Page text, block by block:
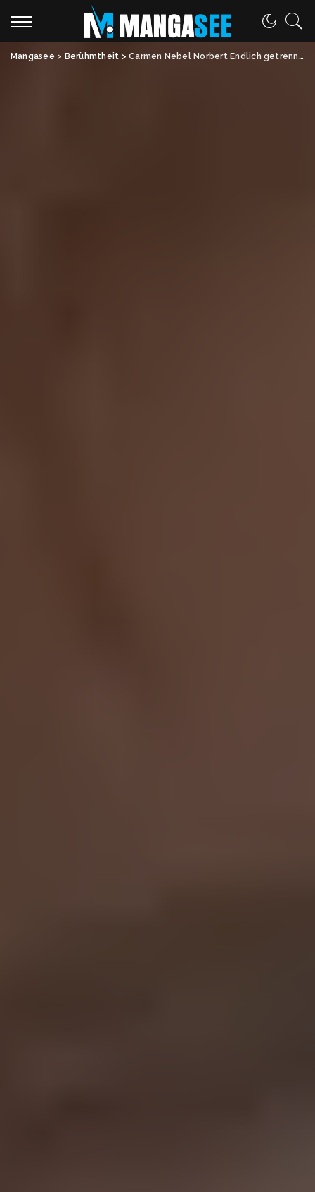
Mangasee > Berühmtheit >Carmen Nebel Norbert Endlich getrennt – Ein stilles Liebesende